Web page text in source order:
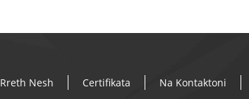
Rreth Nesh Certifikata Na Kontaktoni